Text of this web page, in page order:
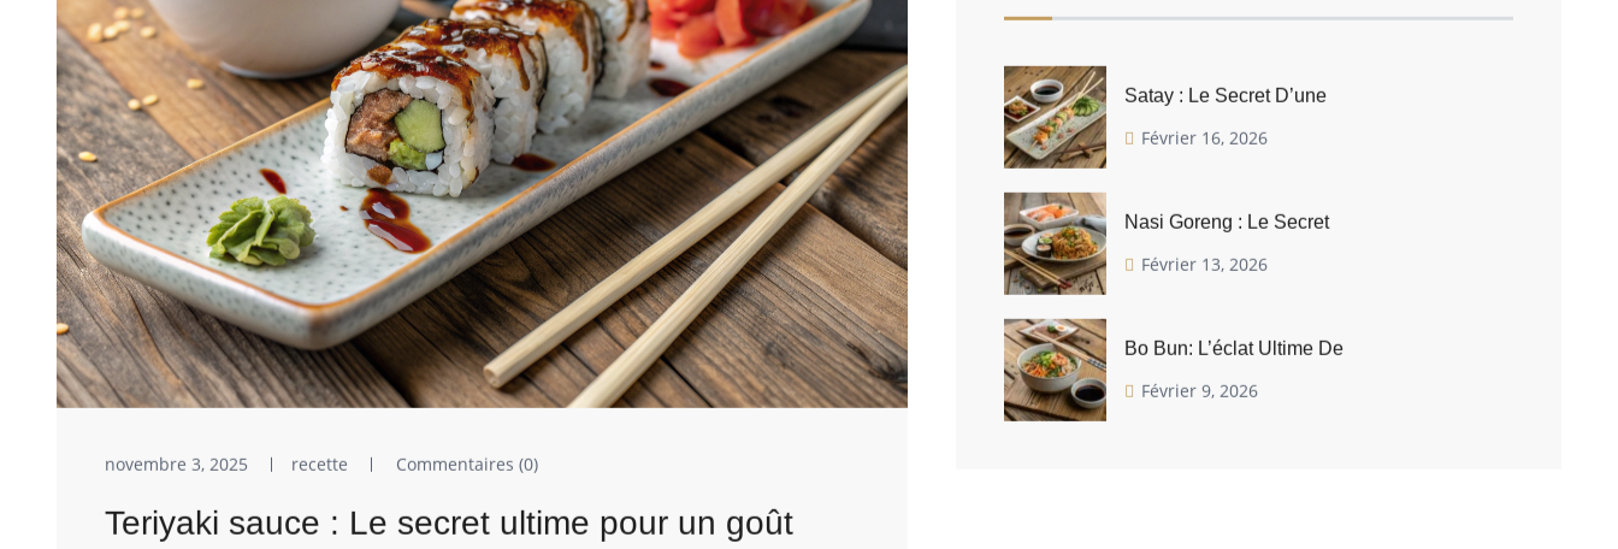
novembre 3, 2025 recette Commentaires (0)
Teriyaki sauce : Le secret ultime pour un goût
Satay : Le Secret D’une
Février 16, 2026
Nasi Goreng : Le Secret
Février 13, 2026
Bo Bun: L’éclat Ultime De
Février 9, 2026